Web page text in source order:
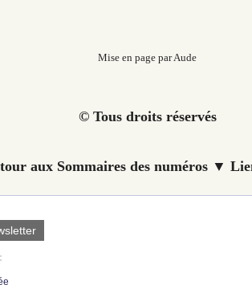
Mise en page par Aude
© Tous droits réservés
aux Sommaires des numéros ▼